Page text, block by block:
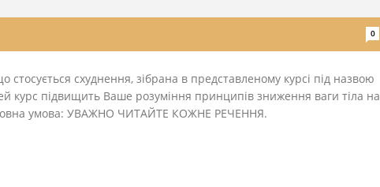
0
схуднення, зібрана в представленому курсі під назвою
курс підвищить Ваше розуміння принципів зниження ваги тіла на
умова: УВАЖНО ЧИТАЙТЕ КОЖНЕ РЕЧЕННЯ.